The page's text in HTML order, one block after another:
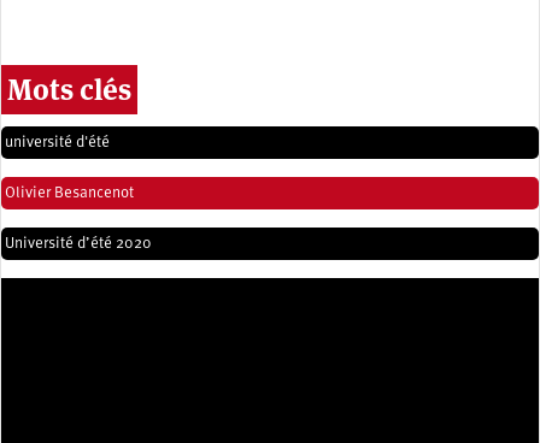
Mots clés
université d'été
Olivier Besancenot
Université d’été 2020